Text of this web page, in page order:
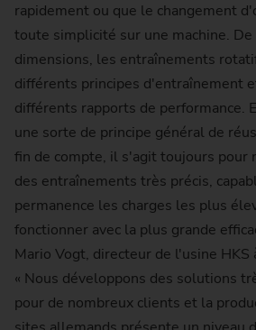
rapidement ou que le changement
toute simplicité sur une machine.
dimensions, les entraînements
différents principes d'entraînement
différents rapports de performance.
une sorte de principe général de
fin de compte, il s'agit toujours pour
des entraînements très précis,
permanence les charges les plus
fonctionner avec la plus grande
Mario Vogt, directeur de l'usine HKS
« Nous développons des solutions
pour de nombreux clients et la